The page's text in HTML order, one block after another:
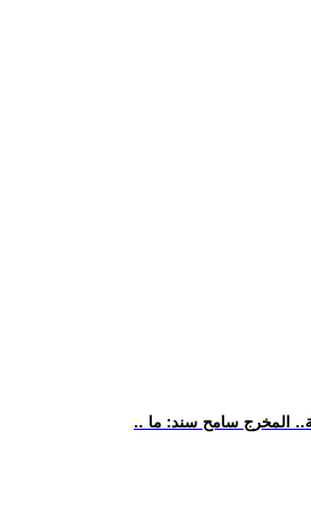
المخرج سامح سند: ما